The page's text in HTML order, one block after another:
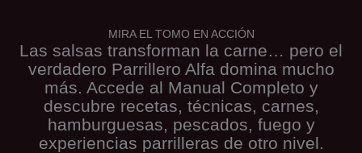
MIRA EL TOMO EN ACCIÓN
Las salsas transforman la carne… pero el
verdadero Parrillero Alfa domina mucho
más. Accede al Manual Completo y
descubre recetas, técnicas, carnes,
hamburguesas, pescados, fuego y
experiencias parrilleras de otro nivel.